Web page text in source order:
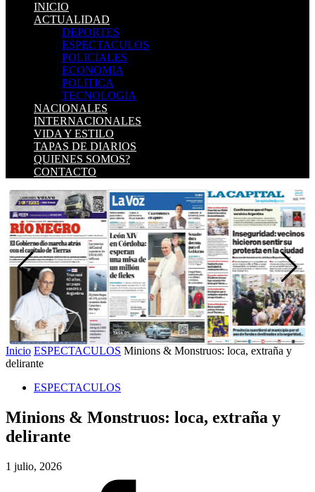
INICIO
ACTUALIDAD
DEPORTES
ESPECTACULOS
POLICIALES
ECONOMIA
POLITICA
TECNOLOGIA
NACIONALES
INTERNACIONALES
VIDA Y ESTILO
TAPAS DE DIARIOS
QUIENES SOMOS?
CONTACTO
Inicio ESPECTACULOS Minions & Monstruos: loca, extraña y
delirante
ESPECTACULOS
Minions & Monstruos: loca, extraña y
delirante
1 julio, 2026